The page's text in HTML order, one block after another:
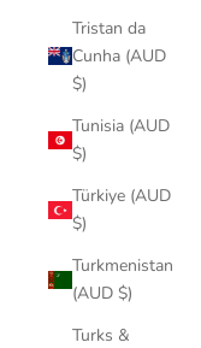
Tristan da
Cunha (AUD
$)
Tunisia (AUD
$)
Türkiye (AUD
$)
Turkmenistan
(AUD $)
Turks &